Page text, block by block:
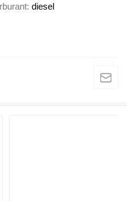
diesel